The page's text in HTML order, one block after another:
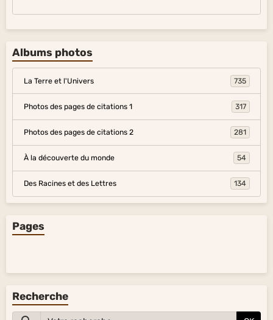
Albums photos
La Terre et l'Univers 735
Photos des pages de citations 1 317
Photos des pages de citations 2 281
À la découverte du monde 54
Des Racines et des Lettres 134
Pages
Recherche